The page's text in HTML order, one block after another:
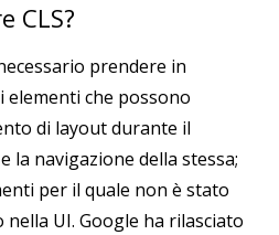
CLS?
prendere in
che possono
di layout durante il
la navigazione della stessa;
per il quale non è stato
UI. Google ha rilasciato